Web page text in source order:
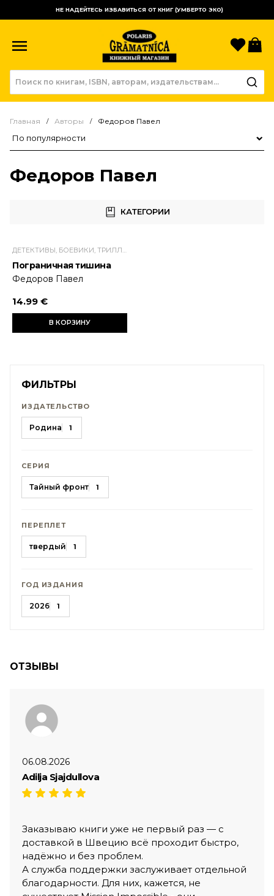
НЕ НАДЕЙТЕСЬ ИЗБАВИТЬСЯ ОТ КНИГ (УМБЕРТО ЭКО)
Главная Авторы Федоров Павел
Федоров Павел
КАТЕГОРИИ
ФИЛЬТРЫ
ИЗДАТЕЛЬСТВО
Родина 1
СЕРИЯ
Тайный фронт 1
ПЕРЕПЛЕТ
твердый 1
ГОД ИЗДАНИЯ
2026 1
ОТЗЫВЫ
06.08.2026
Adilja Sjajdullova
Заказываю книги уже не первый раз — с
доставкой в Швецию всё проходит быстро,
надёжно и без проблем.
А служба поддержки заслуживает отдельной
благодарности. Для них, кажется, не
Пограничная тишина
Федоров Павел
14.99 €
В КОРЗИНУ